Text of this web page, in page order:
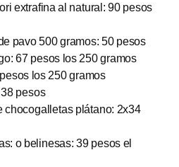
extrafina al natural: 90 pesos
pavo 500 gramos: 50 pesos
67 pesos los 250 gramos
los 250 gramos
pesos
chocogalletas plátano: 2x34
o belinesas: 39 pesos el